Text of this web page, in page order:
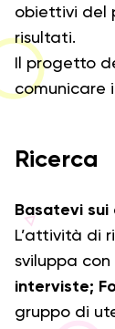
obiettivi del
risultati.
Il progetto
comunicare
Ricerca
Basatevi sui
L’attività di
sviluppa
interviste;
gruppo di